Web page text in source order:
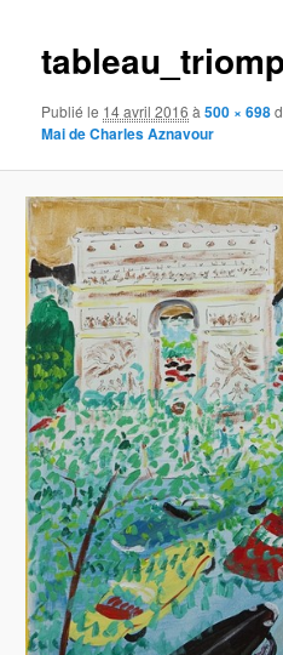
Publié le 14 avril 2016 à500 × 698
Mai de Charles Aznavour